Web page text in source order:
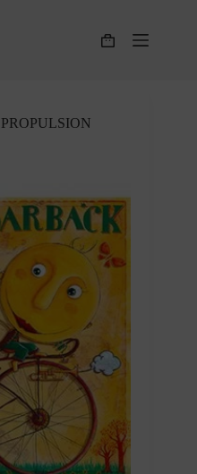
Panier